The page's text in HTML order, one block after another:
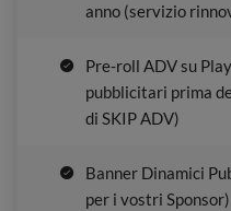
anno (servizio
Pre-roll ADV su
pubblicitari prima
di SKIP ADV)
Banner Dinamici
per i vostri Sponsor)